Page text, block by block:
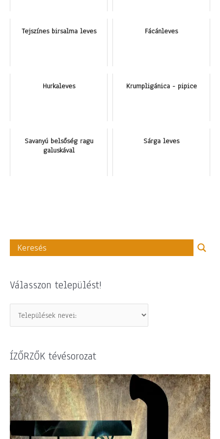
Tejszínes birsalma leves Fácánleves
Hurkaleves Krumpligánica - pipice
Savanyú belsőség ragu
galuskával
Sárga leves
Válasszon települést!
ÍZŐRZŐK tévésorozat